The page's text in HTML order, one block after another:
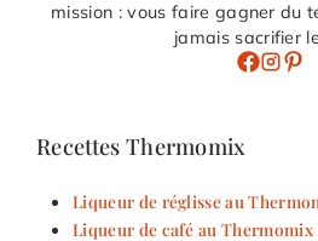
mission : vous faire gagner du
jamais sacrifier
Recettes Thermomix
Liqueur de réglisse au
Liqueur de café au Thermomix